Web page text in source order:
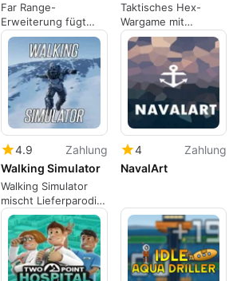
Far Range-
Erweiterung fügt
Überleben in großer
Höhe und narrative
Geschichten hinzu
Taktisches Hex-
Wargame mit
operativer
Versorgung und
Einheitensentwicklung
4.9
Zahlung
Walking Simulator
Walking Simulator
mischt Lieferparodie
mit absurder
Ragdoll-Komödie
4
Zahlung
NavalArt